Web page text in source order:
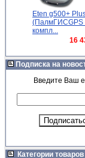
Eten g500+
(ПалмГИСGPS
компл...
16
Подписка на
Введите Ваш
Категории товаров